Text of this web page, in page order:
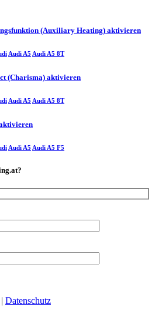
(Auxiliary Heating) aktivieren
Audi A5 Audi A5 8T
(Charisma) aktivieren
Audi A5 Audi A5 8T
Audi A5 Audi A5 F5
| Datenschutz